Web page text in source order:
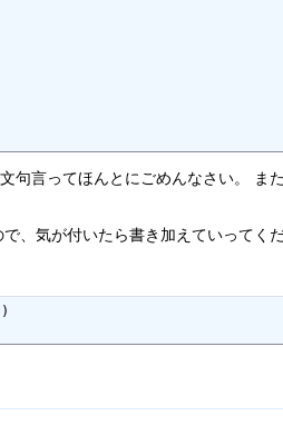
句言ってほんとにごめんなさい。
、気が付いたら書き加えていってくだ